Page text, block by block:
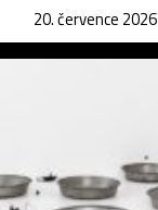
20. července 2026